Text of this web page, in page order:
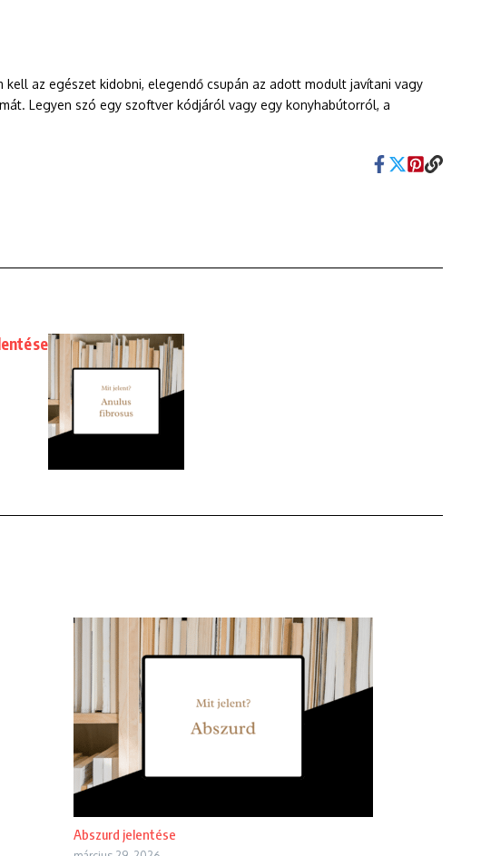
az egészet kidobni, elegendő csupán az adott modult javítani vagy
Legyen szó egy szoftver kódjáról vagy egy konyhabútorról, a
Abszurd jelentése